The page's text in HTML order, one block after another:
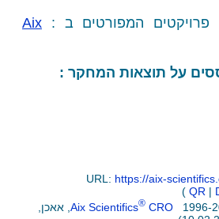
Aix
המחקר :
URL:
Aix Scientifics , אאכן,